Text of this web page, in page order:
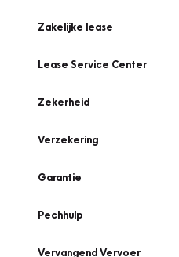
Zakelijke lease
Lease Service Center
Zekerheid
Verzekering
Garantie
Pechhulp
Vervangend Vervoer